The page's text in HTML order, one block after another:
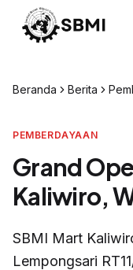
Beranda Berita
PEMBERDAYAAN
Grand
Kaliwiro,
SBMI Mart
Lempongsari